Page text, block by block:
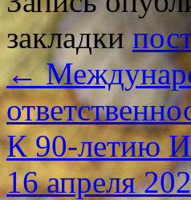
закладки
←
К 90-летию
16 апреля